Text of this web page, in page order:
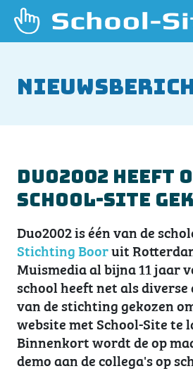
Duo2002 heeft
School-Site
Duo2002 is één van de
Stichting Booruit
Muismedia al bijna 11 jaar
school heeft net als diverse
van de stichting gekozen
website met School-Site te
Binnenkort wordt de op
demo aan de collega's op